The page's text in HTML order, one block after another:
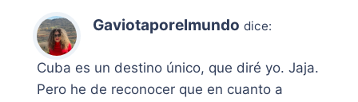
Gaviotaporelmundo dice:
Cuba es un destino único, que diré yo. Jaja.
Pero he de reconocer que en cuanto a